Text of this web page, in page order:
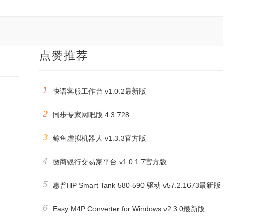
点赞推荐
1 快语客服工作台 v1.0.2最新版
2 同步专家网吧版 4.3.728
3 鲸鱼虚拟机器人 v1.3.3官方版
4 徽商银行交易家平台 v1.0.1.7官方版
5 惠普HP Smart Tank 580-590 驱动 v57.2.1673最新版
6 Easy M4P Converter for Windows v2.3.0最新版